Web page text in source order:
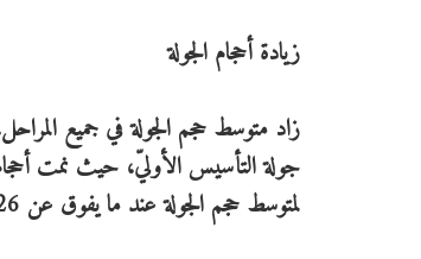
زيادة أحجام الجولة
جولة التأسيس الأوليّ، حيث نمت
لمتوسط حجم الجولة عند ما يفوق عن 426 في المائة مقارنةً بالعام الماضي، وذلك بسبب الطفرة في الصفقات الضخمة في هذه المرحلة.